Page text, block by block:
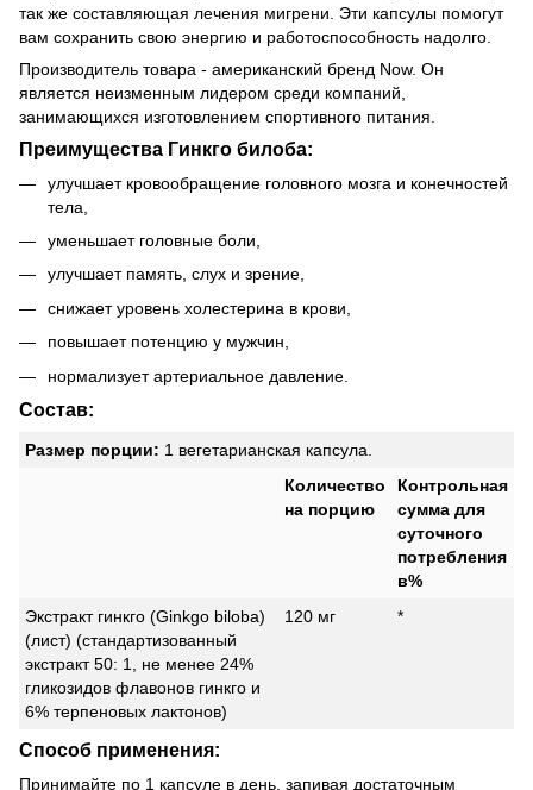
так же составляющая лечения мигрени. Эти капсулы помогут
вам сохранить свою энергию и работоспособность надолго.
Производитель товара - американский бренд Now. Он
является неизменным лидером среди компаний,
занимающихся изготовлением спортивного питания.
Преимущества Гинкго билоба:
улучшает кровообращение головного мозга и конечностей
тела,
уменьшает головные боли,
улучшает память, слух и зрение,
снижает уровень холестерина в крови,
повышает потенцию у мужчин,
нормализует артериальное давление.
Состав:
Размер порции: 1 вегетарианская капсула.
Количество
на порцию
Контрольная
сумма для
суточного
потребления
в%
Экстракт гинкго (Ginkgo biloba)
(лист) (стандартизованный
экстракт 50: 1, не менее 24%
гликозидов флавонов гинкго и
6% терпеновых лактонов)
120 мг *
Способ применения:
Принимайте по 1 капсуле в день, запивая достаточным